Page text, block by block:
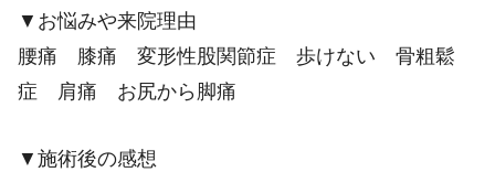
▼お悩みや来院理由
腰痛 膝痛 変形性股関節症 歩けない 骨粗鬆
症 肩痛 お尻から脚痛
▼施術後の感想